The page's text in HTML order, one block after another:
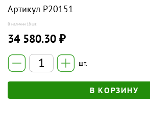
Артикул P20151
В наличии 18 шт.
34 580.30 ₽
шт.
В КОРЗИНУ